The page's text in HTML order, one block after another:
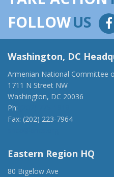
FOLLOWUS
Washington, DC
Armenian National Committee
1711 N Street NW
Washington, DC 20036
Ph:
Fax: (202) 223-7964
Eastern Region HQ
80 Bigelow Ave